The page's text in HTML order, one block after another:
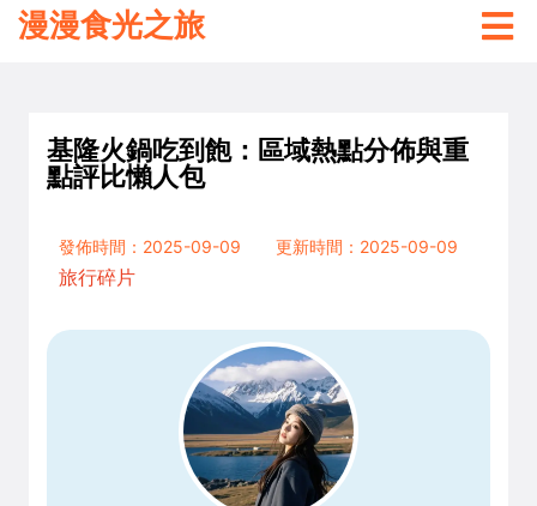
漫漫食光之旅
基隆火鍋吃到飽：區域熱點分佈與重
點評比懶人包
發佈時間：2025-09-09
更新時間：2025-09-09
旅行碎片